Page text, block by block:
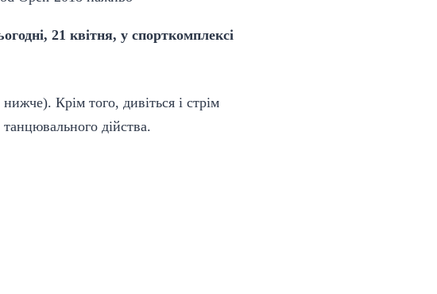
21 квітня, у спорткомплексі
Крім того, дивіться і стрім
дійства.